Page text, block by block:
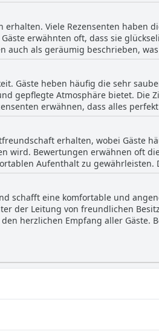
ein ausgezeichnetes Preis-
erfüllen die Bedürfnisse der
sind, gibt es einige
Lärm, die jedoch isolierte Vorfälle zu
ihre Sauberkeit, Geräumigkeit und
Viele Rezensenten haben
erwähnten oft, dass sie
auch als geräumig beschrieben,
Obwohl es eine einzige
Hotel für einen komfortablen
Gäste heben häufig die sehr
gepflegte Atmosphäre bietet. Die
erwähnen, dass alles
und bietet eine ordentliche und
Gastgeber zu dem reibungslosen
erhalten, wobei Gäste
wird. Bewertungen erwähnen oft
Aufenthalt zu gewährleisten.
und engagiertes Team aus,
schätzen den herzlichen Empfang
des Personals scheint ein
geführten Betriebs von sehr netten
schafft eine komfortable und
der Leitung von freundlichen
herzlichen Empfang aller Gäste.